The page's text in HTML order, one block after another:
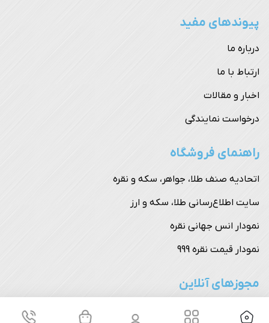
پیوندهای مفید
درباره ما
ارتباط با ما
اخبار و مقالات
درخواست نمایندگی
راهنمای فروشگاه
اتحادیه صنف طلا، جواهر، سکه و نقره
سایت اطلاع‌رسانی طلا، سکه و ارز
نمودار انس جهانی نقره
نمودار قیمت نقره 999
مجوزهای آنلاین